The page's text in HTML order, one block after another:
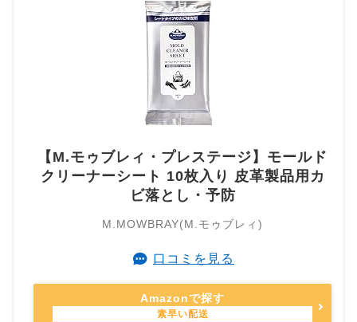
【M.モゥブレィ・プレステージ】モールド
クリーナーシート 10枚入り 皮革製品用カ
ビ落とし・予防
M.MOWBRAY(M.モゥブレィ)
口コミを見る
Amazonで探す